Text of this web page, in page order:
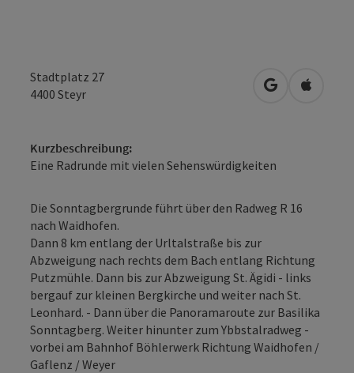
Stadtplatz 27
4400 Steyr in Google
in
Kurzbeschreibung:
Eine Radrunde mit vielen Sehenswürdigkeiten
Die Sonntagbergrunde führt über den Radweg R 16
nach Waidhofen.
Dann 8 km entlang der Urltalstraße bis zur
Abzweigung nach rechts dem Bach entlang Richtung
Putzmühle. Dann bis zur Abzweigung St. Ägidi - links
bergauf zur kleinen Bergkirche und weiter nach St.
Leonhard. - Dann über die Panoramaroute zur Basilika
Sonntagberg. Weiter hinunter zum Ybbstalradweg -
vorbei am Bahnhof Böhlerwerk Richtung Waidhofen /
Gaflenz / Weyer